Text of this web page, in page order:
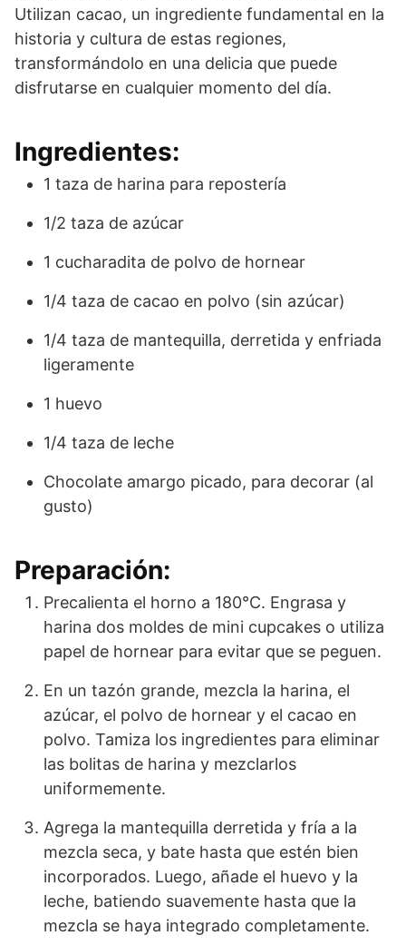
Utilizan cacao, un ingrediente fundamental en la
historia y cultura de estas regiones,
transformándolo en una delicia que puede
disfrutarse en cualquier momento del día.
Ingredientes:
1 taza de harina para repostería
1/2 taza de azúcar
1 cucharadita de polvo de hornear
1/4 taza de cacao en polvo (sin azúcar)
1/4 taza de mantequilla, derretida y enfriada
ligeramente
1 huevo
1/4 taza de leche
Chocolate amargo picado, para decorar (al
gusto)
Preparación:
Precalienta el horno a 180°C. Engrasa y
harina dos moldes de mini cupcakes o utiliza
papel de hornear para evitar que se peguen.
En un tazón grande, mezcla la harina, el
azúcar, el polvo de hornear y el cacao en
polvo. Tamiza los ingredientes para eliminar
las bolitas de harina y mezclarlos
uniformemente.
Agrega la mantequilla derretida y fría a la
mezcla seca, y bate hasta que estén bien
incorporados. Luego, añade el huevo y la
leche, batiendo suavemente hasta que la
mezcla se haya integrado completamente.